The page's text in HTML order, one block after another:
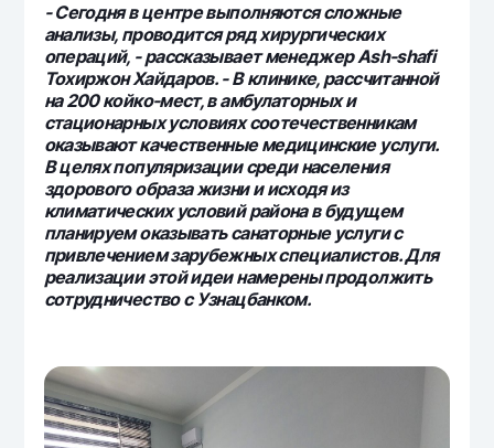
- Сегодня в центре выполняются сложные
анализы, проводится ряд хирургических
операций, - рассказывает менеджер Ash-shafi
Тохиржон Хайдаров. - В клинике, рассчитанной
на 200 койко-мест, в амбулаторных и
стационарных условиях соотечественникам
оказывают качественные медицинские услуги.
В целях популяризации среди населения
здорового образа жизни и исходя из
климатических условий района в будущем
планируем оказывать санаторные услуги с
привлечением зарубежных специалистов. Для
реализации этой идеи намерены продолжить
сотрудничество с Узнацбанком.